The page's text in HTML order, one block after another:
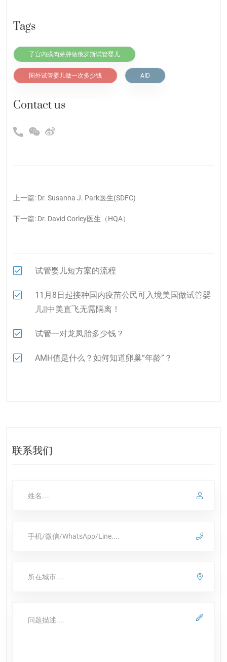
Tags
子宫内膜肉芽肿做俄罗斯试管婴儿
国外试管婴儿做一次多少钱 AID
Contact us
上一篇: Dr. Susanna J. Park医生(SDFC)
下一篇: Dr. David Corley医生（HQA）
试管婴儿短方案的流程
11月8日起接种国内疫苗公民可入境美国做试管婴
儿||中美直飞无需隔离！
试管一对龙凤胎多少钱？
AMH值是什么？如何知道卵巢“年龄”？
联系我们